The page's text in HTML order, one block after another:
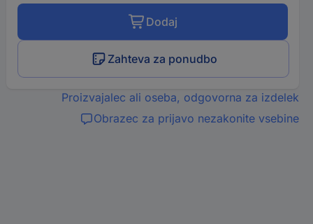
Dodaj
Zahteva za ponudbo
Proizvajalec ali oseba, odgovorna za izdelek
Obrazec za prijavo nezakonite vsebine